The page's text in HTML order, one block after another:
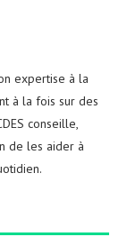
expertise à la
à la fois sur des
conseille,
de les aider à